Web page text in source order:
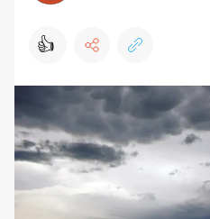
👍